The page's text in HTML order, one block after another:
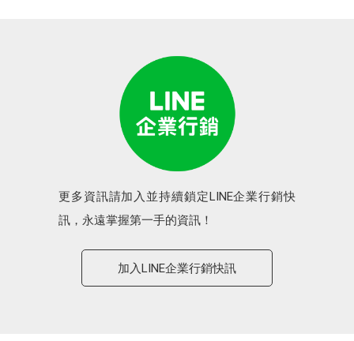
更多資訊請加入並持續鎖定LINE企業行銷快
訊，永遠掌握第一手的資訊！
加入LINE企業行銷快訊